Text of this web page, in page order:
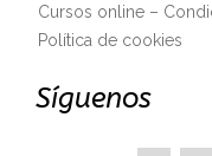
Cursos online –
Política de cookies
Síguenos